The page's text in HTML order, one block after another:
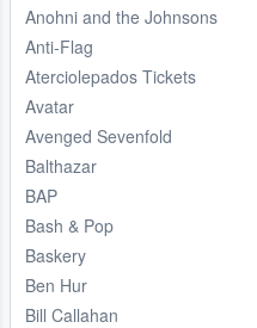
Anohni and the Johnsons
Anti-Flag
Aterciolepados Tickets
Avatar
Avenged Sevenfold
Balthazar
BAP
Bash & Pop
Baskery
Ben Hur
Bill Callahan